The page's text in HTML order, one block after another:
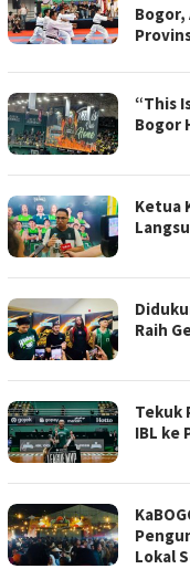
Bogor,
“This
Bogor
Ketua
Raih
Tekuk
IBL ke
Lokal